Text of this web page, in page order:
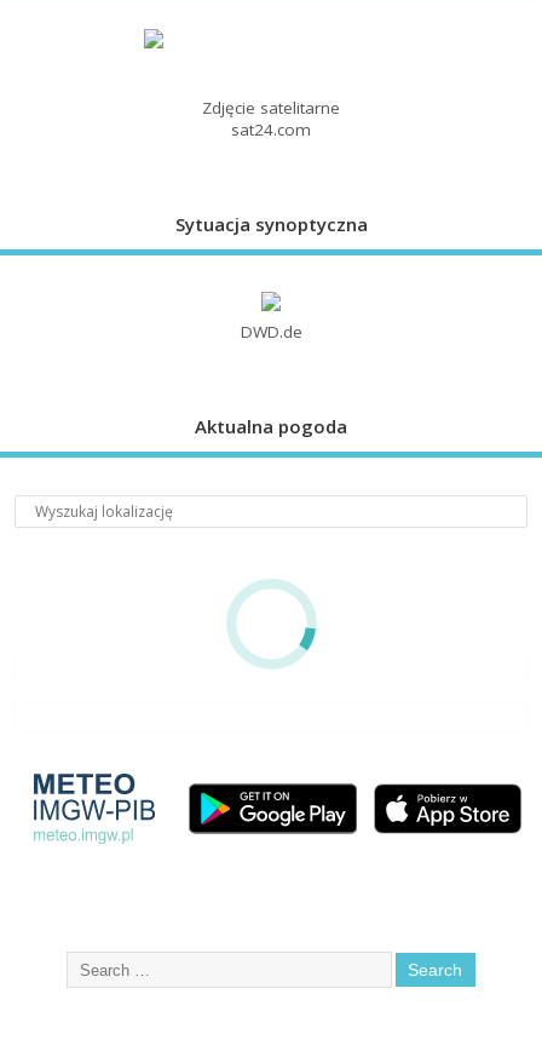
Zdjęcie satelitarne
sat24.com
Sytuacja synoptyczna
DWD.de
Aktualna pogoda